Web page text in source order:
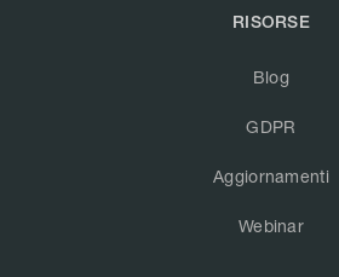
RISORSE
Blog
GDPR
Aggiornamenti
Webinar